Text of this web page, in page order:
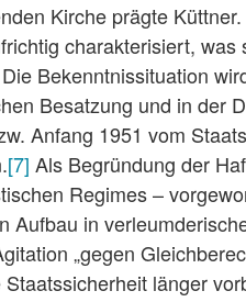
Kirche prägte
charakterisiert,
Bekenntnissituation
Besatzung und in der
Anfang 1951 vom
[7] Als Begründung der
Regimes –
Aufbau in
„gegen
länger